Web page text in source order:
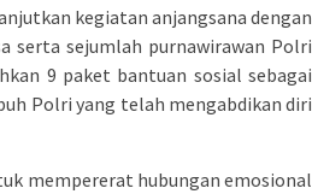
kegiatan anjangsana dengan
serta sejumlah purnawirawan Polri
9 paket bantuan sosial sebagai
Polri yang telah mengabdikan diri
mempererat hubungan emosional